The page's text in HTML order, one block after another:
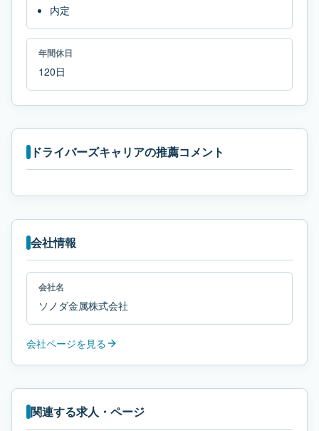
内定
年間休日
120日
ドライバーズキャリアの推薦コメント
会社情報
会社名
ソノダ金属株式会社
会社ページを見る
関連する求人・ページ